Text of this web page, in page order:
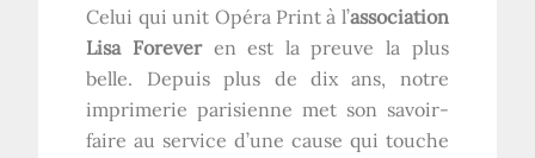
Celui qui unit Opéra Print à l’association
Lisa Foreveren est la preuve la plus
belle. Depuis plus de dix ans, notre
imprimerie parisienne met son savoir-
faire au service d’une cause qui touche